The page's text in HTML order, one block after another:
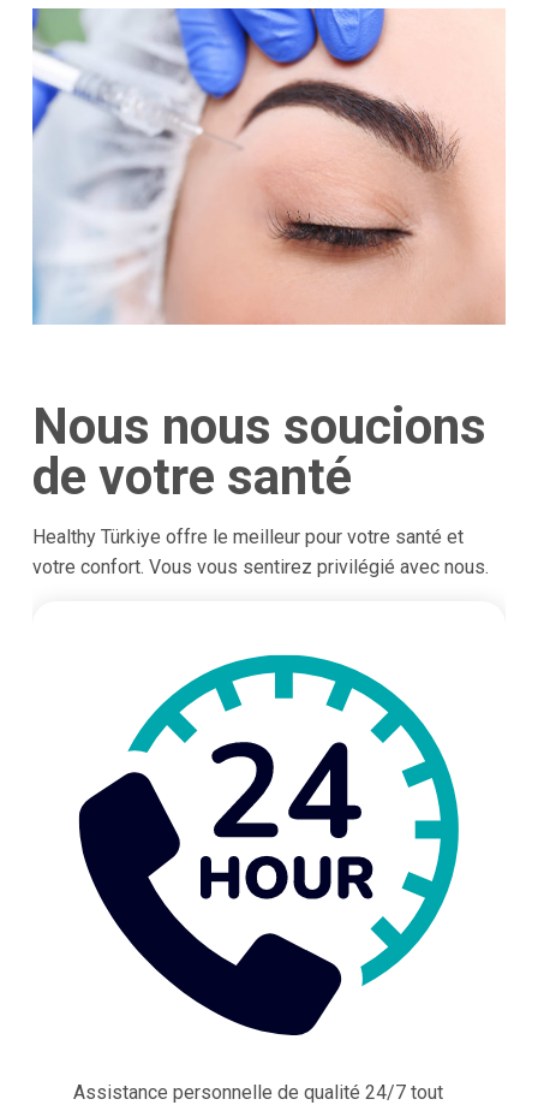
Nous nous soucions
de votre santé
Healthy Türkiye offre le meilleur pour votre santé et
votre confort. Vous vous sentirez privilégié avec nous.
Assistance personnelle de qualité 24/7 tout